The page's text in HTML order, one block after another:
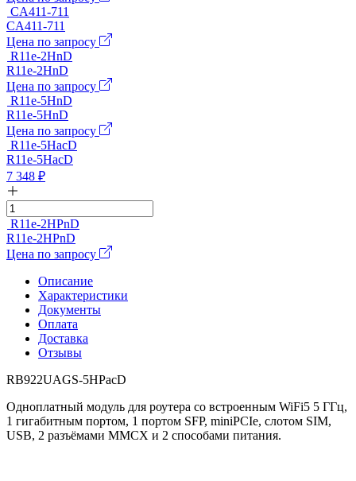
CA411-711
CA411-711
Цена по запросу
R11e-2HnD
R11e-2HnD
Цена по запросу
R11e-5HnD
R11e-5HnD
Цена по запросу
R11e-5HacD
R11e-5HacD
7 348 ₽
R11e-2HPnD
R11e-2HPnD
Цена по запросу
Описание
Характеристики
Документы
Оплата
Доставка
Отзывы
RB922UAGS-5HPacD
Одноплатный модуль для роутера со встроенным WiFi5 5 ГГц,
1 гигабитным портом, 1 портом SFP, miniPCIe, слотом SIM,
USB, 2 разъёмами MMCX и 2 способами питания.